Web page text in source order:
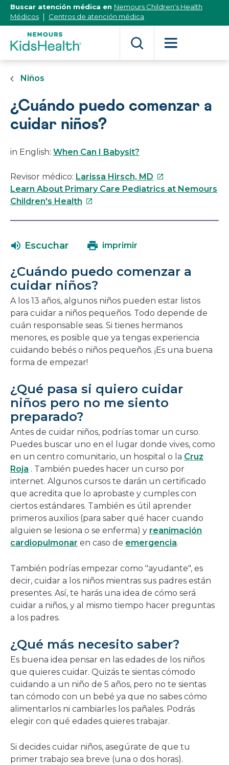
[Skip
Content]
Buscar atención médica en Nemours Children's Health
Médicos
Centros de atención médica
Niños
¿Cuándo puedo comenzar a
cuidar niños?
in English: When Can I Babysit?
Revisor médico: Larissa Hirsch, MD Este
enlace
Learn About Primary Care Pediatrics at Nemours
Children's Health Este
en
nueva
ventana
Escuchar imprimir
¿Cuándo puedo comenzar a
cuidar niños?
A los 13 años, algunos niños pueden estar listos
para cuidar a niños pequeños. Todo depende de
cuán responsable seas. Si tienes hermanos
menores, es posible que ya tengas experiencia
cuidando bebés o niños pequeños. ¡Es una buena
forma de empezar!
¿Qué pasa si quiero cuidar
niños pero no me siento
preparado?
Antes de cuidar niños, podrías tomar un curso.
Puedes buscar uno en el lugar donde vives, como
en un centro comunitario, un hospital o la Cruz
Roja . También puedes hacer un curso por
internet. Algunos cursos te darán un certificado
que acredita que lo aprobaste y cumples con
ciertos estándares. También es útil aprender
primeros auxilios (para saber qué hacer cuando
alguien se lesiona o se enferma) y reanimación
cardiopulmonar en caso de emergencia.
También podrías empezar como "ayudante", es
decir, cuidar a los niños mientras sus padres están
presentes. Así, te harás una idea de cómo será
cuidar a niños, y al mismo tiempo hacer preguntas
a los padres.
¿Qué más necesito saber?
Es buena idea pensar en las edades de los niños
que quieres cuidar. Quizás te sientas cómodo
cuidando a un niño de 5 años, pero no te sientas
tan cómodo con un bebé ya que no sabes cómo
alimentarlos ni cambiarles los pañales. Podrás
elegir con qué edades quieres trabajar.
Si decides cuidar niños, asegúrate de que tu
primer trabajo sea breve (una o dos horas).